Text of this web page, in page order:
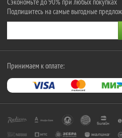
Подпишитесь на самые выгодные
Принимаем к оплате: